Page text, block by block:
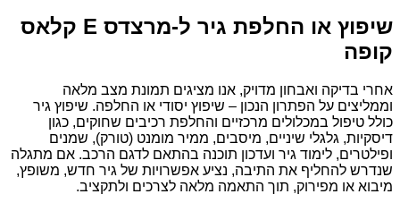
שיפוץ או החלפת גיר ל-מרצדס E קלאס
קופה
אחרי בדיקה ואבחון מדויק, אנו מציגים תמונת מצב מלאה
וממליצים על הפתרון הנכון – שיפוץ יסודי או החלפה. שיפוץ גיר
כולל טיפול במכלולים מרכזיים והחלפת רכיבים שחוקים, כגון
דיסקיות, גלגלי שיניים, מיסבים, ממיר מומנט (טורק), שמנים
ופילטרים, לימוד גיר ועדכון תוכנה בהתאם לדגם הרכב. אם מתגלה
שנדרש להחליף את התיבה, נציע אפשרויות של גיר חדש, משופץ,
מיבוא או מפירוק, תוך התאמה מלאה לצרכים ולתקציב.